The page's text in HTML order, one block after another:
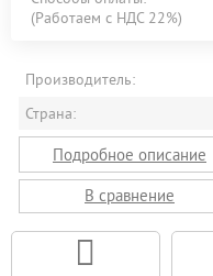
(Работаем с НДС 22%)
Производитель:
Страна:
Подробное описание
В сравнение